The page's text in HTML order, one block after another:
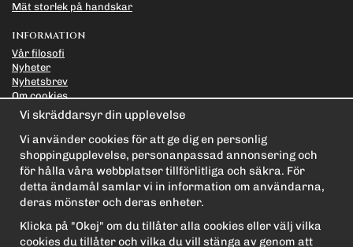
Mät storlek på handskar
INFORMATION
Vår filosofi
Nyheter
Nyhetsbrev
Om cookies
Länkar
Integritetspolicy
PRENUMERERA PÅ NYHETSBREVET FÖR VÅRA BÄSTA
ERBJUDANDEN OCH NYHETER!
E-
postadress
Vi skräddarsyr din upplevelse
Vi använder cookies för att ge dig en personlig
shoppingupplevelse, personanpassad annonsering och
för hålla våra webbplatser tillförlitliga och säkra. För
detta ändamål samlar vi in information om användarna,
deras mönster och deras enheter.
Klicka på "Okej" om du tillåter alla cookies eller välj vilka
cookies du tillåter och vilka du vill stänga av genom att